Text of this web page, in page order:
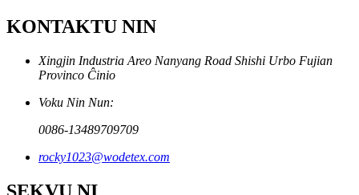
KONTAKTU NIN
Xingjin Industria Areo Nanyang Road Shishi Urbo Fujian
Provinco Ĉinio
Voku Nin Nun:
0086-13489709709
rocky1023@wodetex.com
SEKVU NI